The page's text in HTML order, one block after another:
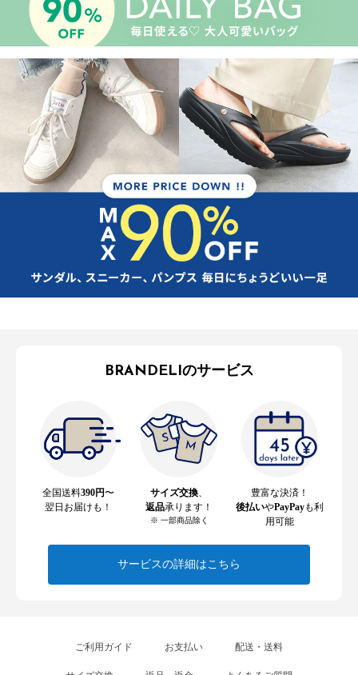
BRANDELIのサービス
全国送料390円〜
翌日お届けも！
サイズ交換
返品承ります！
※ 一部商品除く
豊富な決済！
後払いやPayPayも利
用可能
サービスの詳細はこちら
ご利用ガイド お支払い 配送・送料